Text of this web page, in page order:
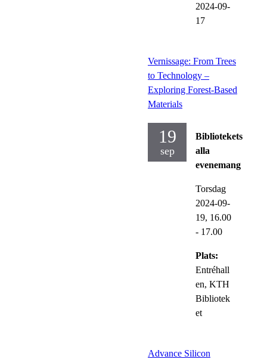
2024-09-
17
Vernissage: From Trees
to Technology –
Exploring Forest-Based
Materials
19
sep
Bibliotekets
alla
evenemang
Torsdag
2024-09-
19, 16.00
- 17.00
Plats:
Entréhall
en, KTH
Bibliotek
et
Advance Silicon